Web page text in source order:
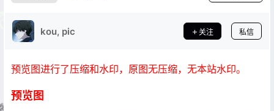
kou, pic 关注 私信
预览图进行了压缩和水印，原图无压缩，无本站水印。
预览图